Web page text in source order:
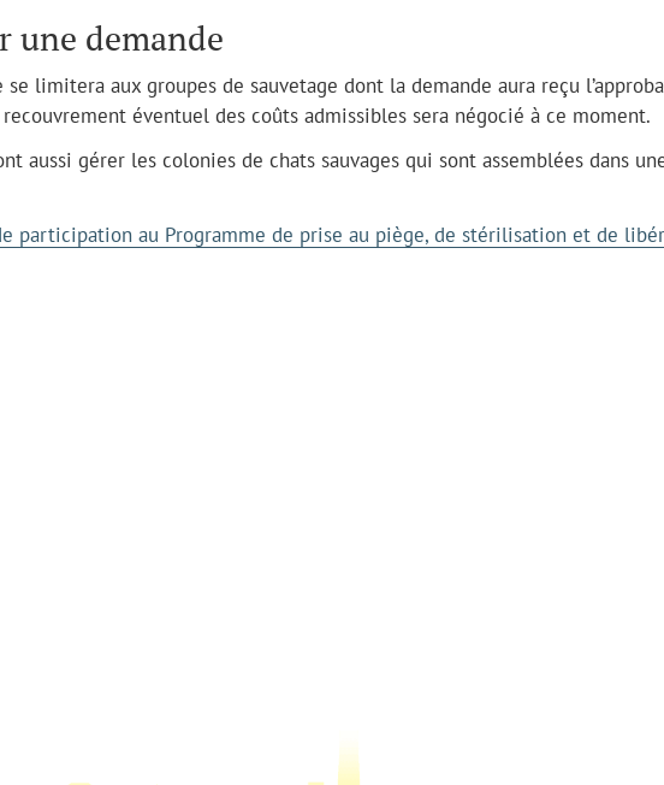
une demande
limitera aux groupes de sauvetage dont la demande aura reçu
éventuel des coûts admissibles sera négocié à ce moment.
aussi gérer les colonies de chats sauvages qui sont assemblées dans
participation au Programme de prise au piège, de stérilisation et de